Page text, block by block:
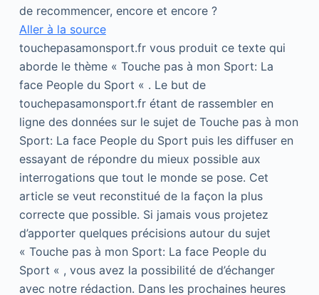
de recommencer, encore et encore ?
Aller à la source
touchepasamonsport.fr vous produit ce texte qui
aborde le thème « Touche pas à mon Sport: La
face People du Sport « . Le but de
touchepasamonsport.fr étant de rassembler en
ligne des données sur le sujet de Touche pas à mon
Sport: La face People du Sport puis les diffuser en
essayant de répondre du mieux possible aux
interrogations que tout le monde se pose. Cet
article se veut reconstitué de la façon la plus
correcte que possible. Si jamais vous projetez
d’apporter quelques précisions autour du sujet
« Touche pas à mon Sport: La face People du
Sport « , vous avez la possibilité de d’échanger
avec notre rédaction. Dans les prochaines heures